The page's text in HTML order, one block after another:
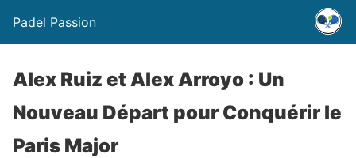
Padel Passion
Alex Ruiz et Alex Arroyo : Un
Nouveau Départ pour Conquérir le
Paris Major